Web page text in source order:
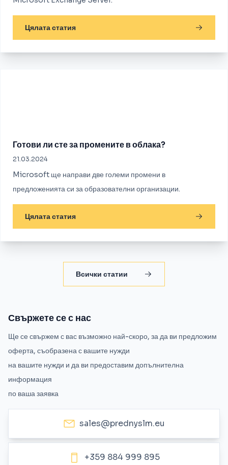
Цялата статия
Готови ли сте за промените в облака?
21.03.2024
Microsoft ще направи две големи промени в
предложенията си за образователни организации.
Цялата статия
Всички статии
Свържете се с нас
Ще се свържем с вас възможно най-скоро, за да ви предложим
оферта, съобразена с вашите нужди
на вашите нужди и да ви предоставим допълнителна
информация
по ваша заявка
sales@prednyslm.eu
+359 884 999 895